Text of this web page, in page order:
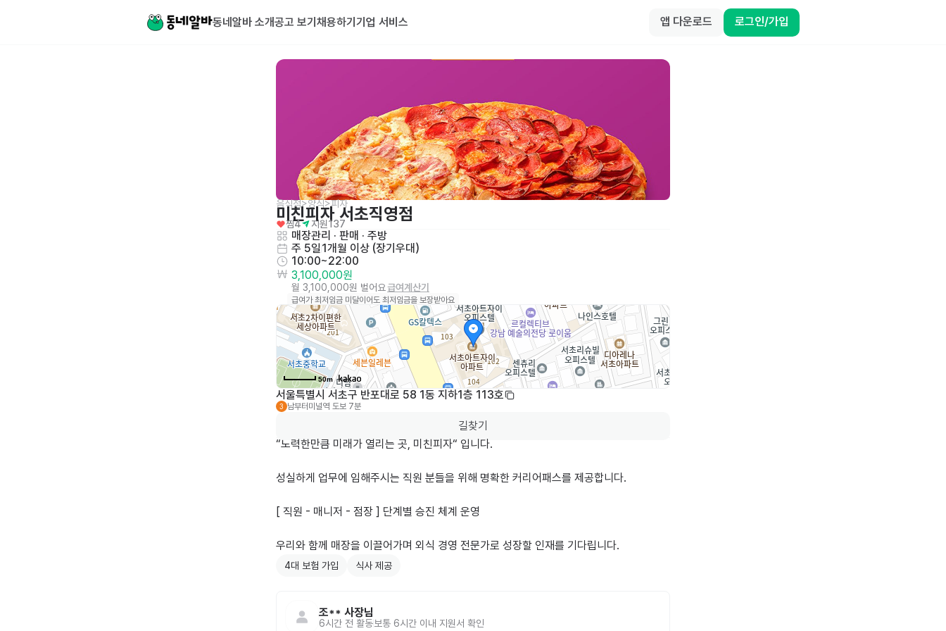
동네알바 소개공고 보기 채용하기 기업 서비스 앱 다운로드 로그인/가입
음식점>양식>피자
미친피자 서초직영점
찜4 지원137
매장관리 · 판매 · 주방
주 5일1개월 이상 (장기우대)
10:00~22:00
3,100,000원
월 3,100,000원 벌어요급여계산기
급여가 최저임금 미달이어도 최저임금을 보장받아요
50m
서울특별시 서초구 반포대로 58 1동 지하1층 113호
3 남부터미널역 도보 7분
길찾기
“노력한만큼 미래가 열리는 곳, 미친피자“ 입니다.
성실하게 업무에 임해주시는 직원 분들을 위해 명확한 커리어패스를 제공합니다.
[ 직원 - 매니저 - 점장 ] 단계별 승진 체계 운영
4대 보험 가입 식사 제공
조** 사장님
6시간 전 활동보통 6시간 이내 지원서 확인